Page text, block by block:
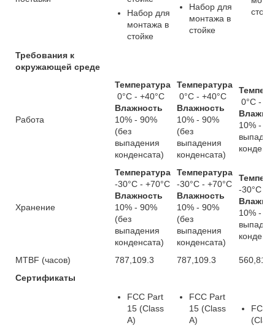
Набор для
монтажа в
стойке
Набор для
монтажа в
стойке
Требования к
окружающей среде
Работа
Температура
0°C - +40°C
Влажность
10% - 90%
(без
выпадения
конденсата)
Температура
0°C - +40°C
Влажность
10% - 90%
(без
выпадения
конденсата)
0°C -
10% -
Хранение
Температура
-30°C - +70°C
Влажность
10% - 90%
(без
выпадения
конденсата)
Температура
-30°C - +70°C
Влажность
10% - 90%
(без
выпадения
конденсата)
-30°C -
10% -
MTBF (часов) 787,109.3 787,109.3
Сертификаты
FCC Part
15 (Class
A)
FCC Part
15 (Class
A)
FCC